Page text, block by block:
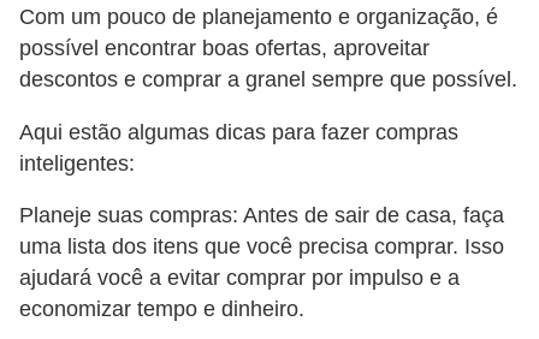
Com um pouco de planejamento e organização, é
possível encontrar boas ofertas, aproveitar
descontos e comprar a granel sempre que possível.
Aqui estão algumas dicas para fazer compras
inteligentes:
Planeje suas compras: Antes de sair de casa, faça
uma lista dos itens que você precisa comprar. Isso
ajudará você a evitar comprar por impulso e a
economizar tempo e dinheiro.